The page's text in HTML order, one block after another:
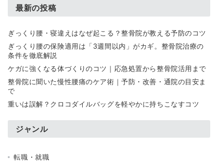
最新の投稿
ぎっくり腰・寝違えはなぜ起こる？整骨院が教える予防のコツ
ぎっくり腰の保険適用は「3週間以内」がカギ。整骨院治療の
条件を徹底解説
ケガに強くなる体づくりのコツ｜応急処置から整骨院活用まで
整骨院に聞いた慢性腰痛のケア術｜予防・改善・通院の目安ま
で
重いは誤解？クロコダイルバッグを軽やかに持ちこなすコツ
ジャンル
転職・就職